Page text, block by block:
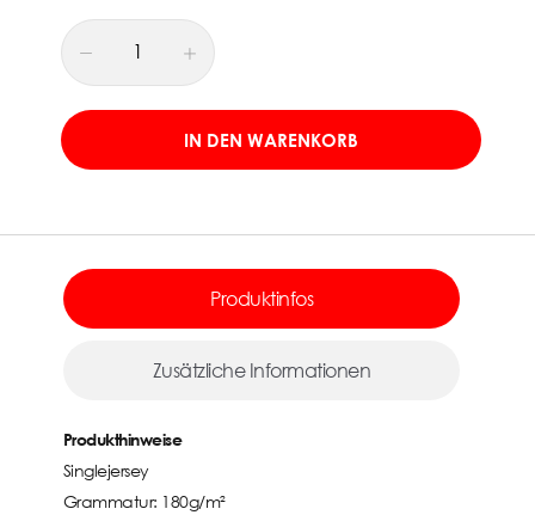
IN DEN WARENKORB
Produktinfos
Zusätzliche Informationen
Produkthinweise
Singlejersey
Grammatur: 180g/m²